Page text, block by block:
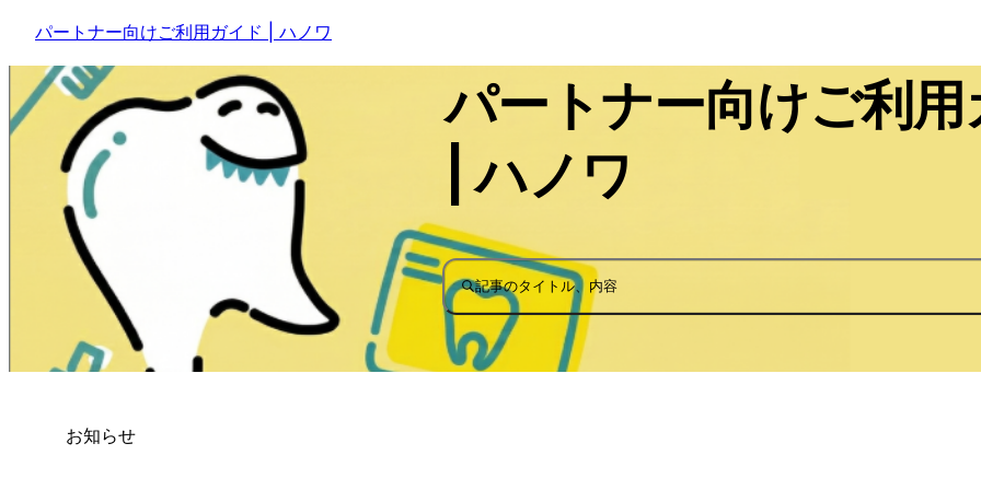
パートナー向けご利用ガイド | ハノワ
パートナー向けご利
| ハノワ
記事のタイトル、内容
お知らせ